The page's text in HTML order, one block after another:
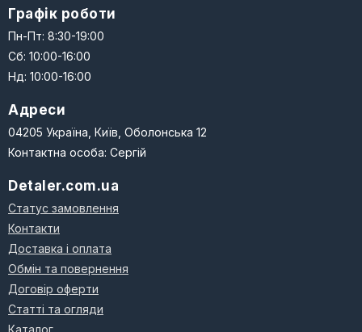
Графік роботи
Пн-Пт: 8:30-19:00
Сб: 10:00-16:00
Нд: 10:00-16:00
Адреси
04205 Україна, Київ, Оболонська 12
Контактна особа: Сергій
Detaler.com.ua
Статус замовлення
Контакти
Доставка і оплата
Обмін та повернення
Договір оферти
Статті та огляди
Каталог